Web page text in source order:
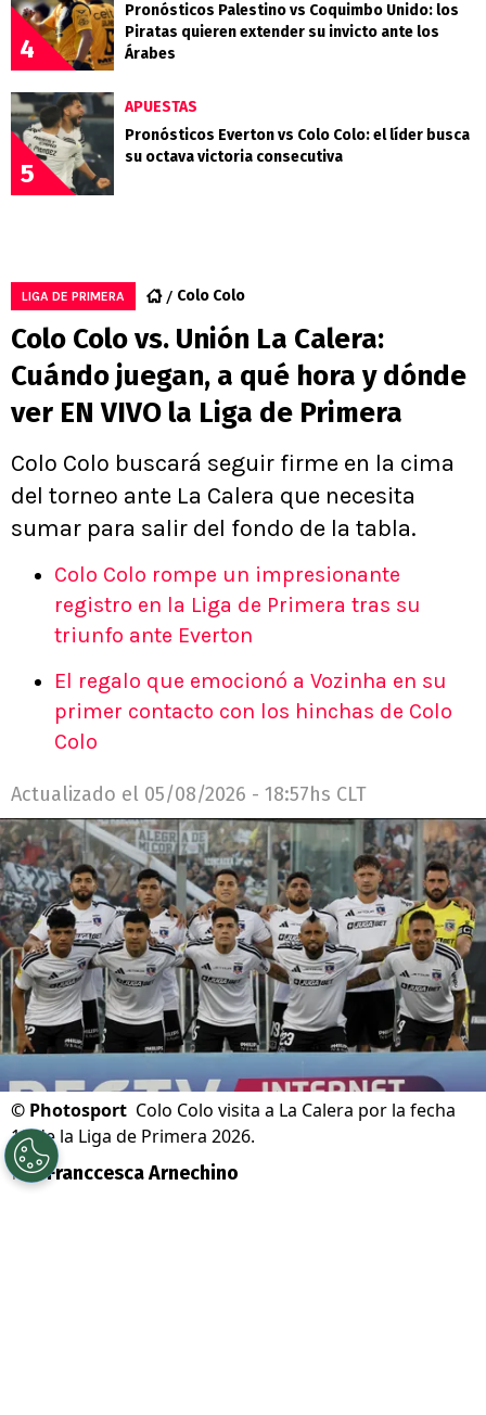
4
Pronósticos Palestino vs Coquimbo Unido: los
Piratas quieren extender su invicto ante los
Árabes
5
APUESTAS
Pronósticos Everton vs Colo Colo: el líder busca
su octava victoria consecutiva
LIGA DE PRIMERA Colo Colo
Colo Colo vs. Unión La Calera:
Cuándo juegan, a qué hora y dónde
ver EN VIVO la Liga de Primera
Colo Colo buscará seguir firme en la cima
del torneo ante La Calera que necesita
sumar para salir del fondo de la tabla.
Colo Colo rompe un impresionante
registro en la Liga de Primera tras su
triunfo ante Everton
El regalo que emocionó a Vozinha en su
primer contacto con los hinchas de Colo
Colo
Actualizado el 05/08/2026 - 18:57hs CLT
© Photosport Colo Colo visita a La Calera por la fecha
18 de la Liga de Primera 2026.
Por Franccesca Arnechino